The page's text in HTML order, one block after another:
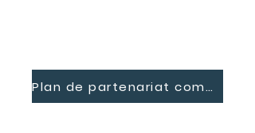
Plan de partenariat complet